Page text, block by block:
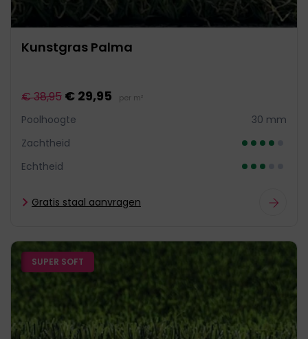
Kunstgras Palma
€ 38,95 € 29,95 per m²
Poolhoogte
30 mm
Zachtheid
Echtheid
Gratis staal aanvragen
SUPER SOFT